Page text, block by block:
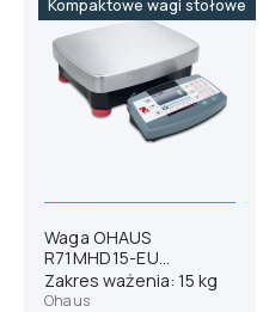
Kompaktowe wagi stołowe
Waga OHAUS
R71MHD15-EU
(30088834)
Zakres ważenia: 15 kg
Ohaus